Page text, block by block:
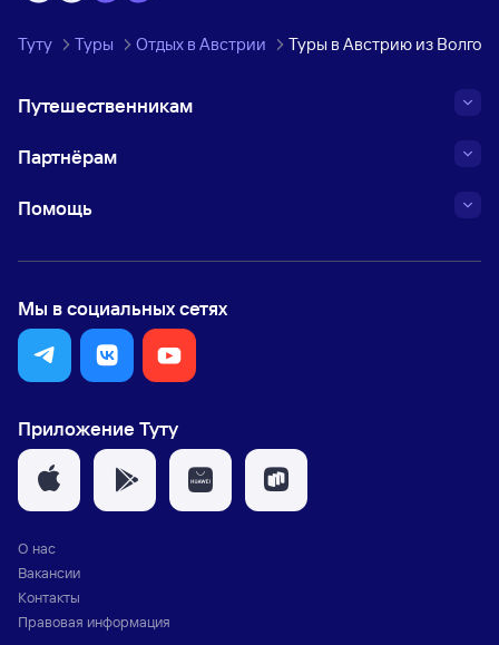
Туту Туры Отдых в Австрии Туры в Австрию из
Путешественникам
Партнёрам
Помощь
Мы в социальных сетях
Приложение Туту
О нас
Вакансии
Контакты
Правовая информация